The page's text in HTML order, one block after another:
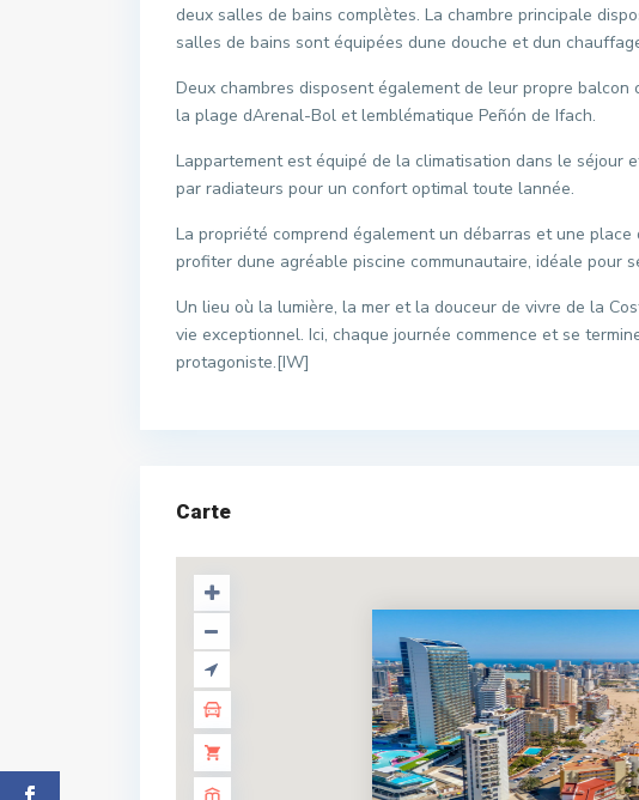
deux salles de bains complètes. La chambre principale
salles de bains sont équipées dune douche et dun
Deux chambres disposent également de leur propre
la plage dArenal-Bol et lemblématique Peñón de Ifach.
Lappartement est équipé de la climatisation dans le séjour
par radiateurs pour un confort optimal toute lannée.
La propriété comprend également un débarras et une
profiter dune agréable piscine communautaire, idéale pour
Un lieu où la lumière, la mer et la douceur de vivre de la
vie exceptionnel. Ici, chaque journée commence et se
protagoniste.[IW]
Carte